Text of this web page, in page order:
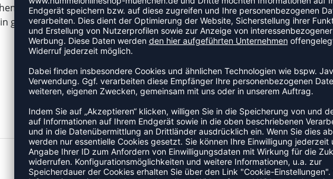
gestricktem Jersey mit Bio-Baumwolle gefertigt. Es zeigt gedruckte
großes hummel Sportswear-Logo auf der Brust.